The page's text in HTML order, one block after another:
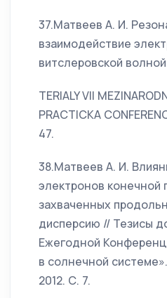
37.Матвеев А. И.
взаимодействие
витслеровской
TERIALY VII
PRACTICKA
47.
38.Матвеев А. И.
электронов конечной
захваченных
дисперсию // Тезисы
Ежегодной
в солнечной
2012. С. 7.